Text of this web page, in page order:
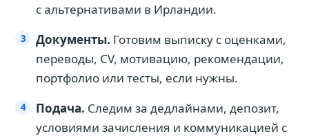
с альтернативами в Ирландии.
Документы. Готовим выписку с оценками,
переводы, CV, мотивацию, рекомендации,
портфолио или тесты, если нужны.
Подача. Следим за дедлайнами, депозит,
условиями зачисления и коммуникацией с